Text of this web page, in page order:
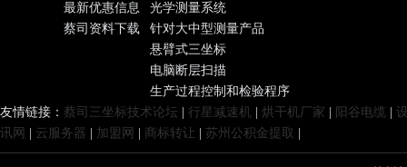
最新优惠信息
蔡司资料下载
光学测量系统
针对大中型测量产品
悬臂式三坐标
电脑断层扫描
生产过程控制和检验程序
友情链接： 蔡司三坐标技术论坛 行星减速机 烘干机厂家 阳谷电缆
讯网
云服务器 加盟网 商标转让 苏州公积金提取